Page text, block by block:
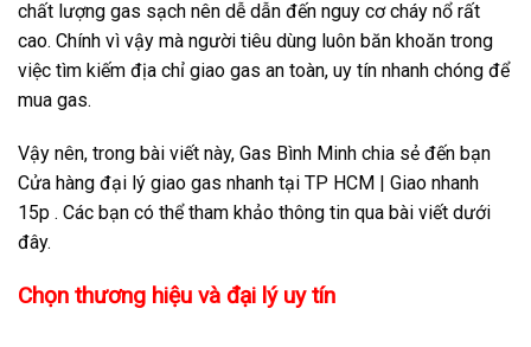
chất lượng gas sạch nên dễ dẫn đến nguy cơ cháy nổ rất
cao. Chính vì vậy mà người tiêu dùng luôn băn khoăn trong
việc tìm kiếm địa chỉ giao gas an toàn, uy tín nhanh chóng để
mua gas.
Vậy nên, trong bài viết này, Gas Bình Minh chia sẻ đến bạn
Cửa hàng đại lý giao gas nhanh tại TP HCM | Giao nhanh
15p . Các bạn có thể tham khảo thông tin qua bài viết dưới
đây.
Chọn thương hiệu và đại lý uy tín